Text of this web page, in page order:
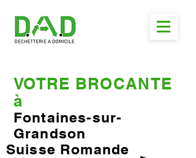
VOTRE BROCANTE
à
Fontaines-sur-
Grandson
Suisse Romande